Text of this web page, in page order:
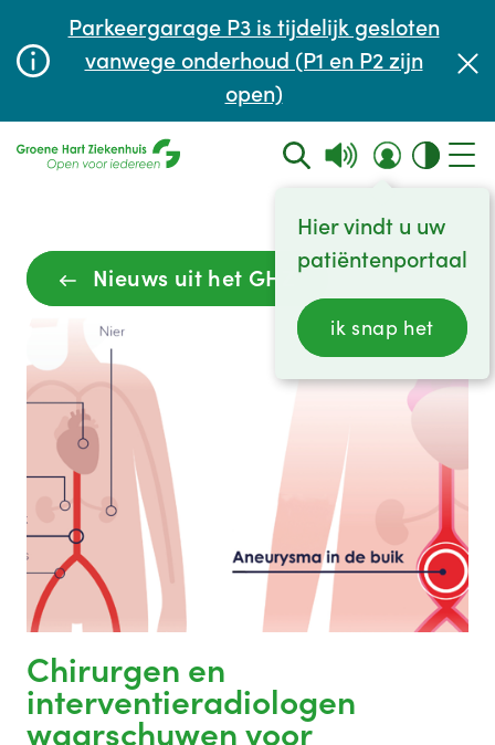
Parkeergarage P3 is tijdelijk gesloten
vanwege onderhoud (P1 en P2 zijn
open)
Hier vindt u uw
patiëntenportaal
ik snap het
Wachttijden
Nieuws uit het GHZ
Chirurgen en
interventieradiologen
waarschuwen voor